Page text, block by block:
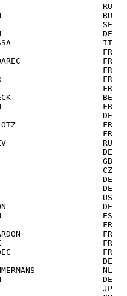
FR         AC Banlieue Est - Le Perreux
 68:25  E059  Giacomo GAVAZZENI                   IT         TEAM TESTA
 68:25  E075  Gianluigi MAGRI                     IT         TEAM TESTA
 68:26  B014  Johannes DÜSING                     DE         ARA EMSLAND
 68:26  D082  Ryan LINNE                          US         WILD CARD CYCLING
 68:26  D184  Daniel MAUGÉ                        FR         Squadra Forézienne - Feurs
 68:26  D075  Jay YOST                            US         WILD CARD CYCLING
 68:27  Y125  Jochen BETZ                         DE         ARA BREISGAU
 68:27  C031  Steven BRYCE                        GB         VC 167
 68:27  D027  Craig LAWRENCE                      AU         A.A. VICTORIA
 68:27  C059  Erik RINGQVIST                      SE         RANDONNEUR STOCKHOLM
 68:28  B196  Alexandre BARELLA                   FR         Cyclo Club Fleurantin
 68:28  T120  Pawel SEKULSKI                      PL         RANDONNEURS POLSKA
 68:32  L050  Martin GROENE                       DE         ARA NIEDERRHEIN
 68:32  B180  Denis LAUNAY                        FR         Vélo Sport Quiberonnais
 68:32  K229  Daniele MENCI                       IT         RANDONNEUR AREZZO
 68:33  Z202  Matthias GANSSMANN                  DE         ARA BREISGAU
 68:34  X193  Jean-François BELLUGUE              FR         Randonneurs Autonomes Aquitains
 68:34  P036  Marian GRASSMANN                    DE         ARA HAMBURG/NORDDEUTSCHLAND
 68:34  G284  Didier HARDY                        FR         ASPTT Annecy
 68:34  X093  Jochen KAISER                       DE         ARA NIEDERRHEIN
 68:34  B231  Christian WIMMER                    DE         ARA SÜDBAYERN
 68:35  C017  Michael HESS                        DE         ARA EMSLAND
 68:35  D012  Mathias KLAEHN                      DE         ARA BRANDENBURG BERLIN
 68:37  A156  Jacques CRESSANT                    FR         US Métro Transports
 68:37  C066  Marcel RINDT                        NL         EURAUDAX RAND NED.
 68:37  E189  Serge VAYSSIÈRE                     FR         ASPTT Lot-et-Garonne
 68:38  B076  Jens KUflLER                         DE         ARA HAMBURG/NORDDEUTSCHLAND
 68:38  E031  Erik LÖNN                           SE         RANDONNEUR STOCKHOLM
 68:38  E032  Sirakorn PUNNAPRADABKIJ             TH         RANDONNEURS THAILAND
 68:42  A032  Marcello D'ONOFRIO                  IT         ARA WESERBERGLAND
 68:42  D081  Jeffrey HULETT                      US         ROCKY MOUNTAINS CYCLING CLUB
 68:42  S180  Harry ROMBERG                       DE         ARA NIEDERRHEIN
 68:44  Y174  Jérôme JUMELAIS                     FR         Guidon Gorronnais - Gorron
 68:44  Y245  Frédéric LE FLOCH                   FR         PL Bergot Cyclo
 68:44  Z114  Jean-Michel VERMEIRE                FR         Union Rand. Picards - Amiens
 68:45  X219  Michaël ZAKRZEWSKI                  FR         ASPTT Béthune
 68:47  Z032  Sergey BOROZDIN                     RU         OURAL-MARAFON (EKATERINBOURG)
 68:48  Y146  Michael